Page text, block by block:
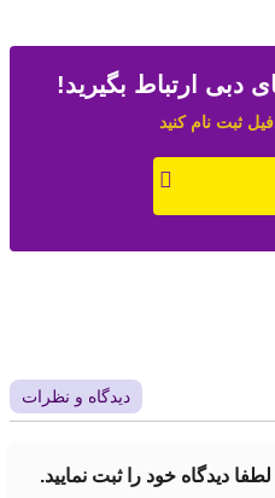
دبی ارتباط بگیرید!
ثبت نام کنید
دیدگاه‌ و نظرات
لطفا دیدگاه خود را ثبت نمایید.